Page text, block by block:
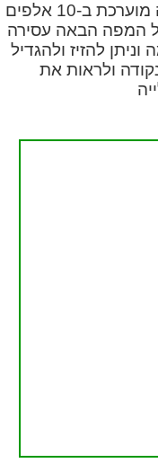
האוכלוסייה של עסירה א-שמאלייה מוערכת ב-10 אלפים
המפה הבאה עסירה
להזיז ולהגדיל
ולראות את